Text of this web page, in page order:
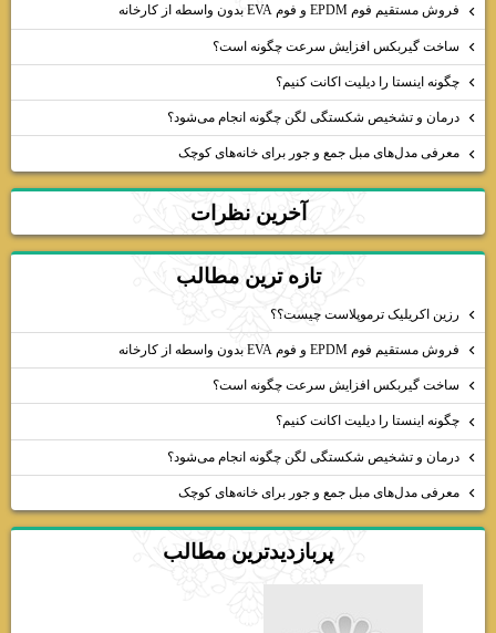
فروش مستقیم فوم EPDM و فوم EVA بدون واسطه از کارخانه
ساخت گیربکس افزایش سرعت چگونه است؟
چگونه اینستا را دیلیت اکانت کنیم؟
درمان و تشخیص شکستگی لگن چگونه انجام می‌شود؟
معرفی مدل‌های مبل جمع و جور برای خانه‌های کوچک
آخرين نظرات
تازه ترين مطالب
رزین اکریلیک ترموپلاست چیست؟؟
فروش مستقیم فوم EPDM و فوم EVA بدون واسطه از کارخانه
ساخت گیربکس افزایش سرعت چگونه است؟
چگونه اینستا را دیلیت اکانت کنیم؟
درمان و تشخیص شکستگی لگن چگونه انجام می‌شود؟
معرفی مدل‌های مبل جمع و جور برای خانه‌های کوچک
پربازديدترين مطالب